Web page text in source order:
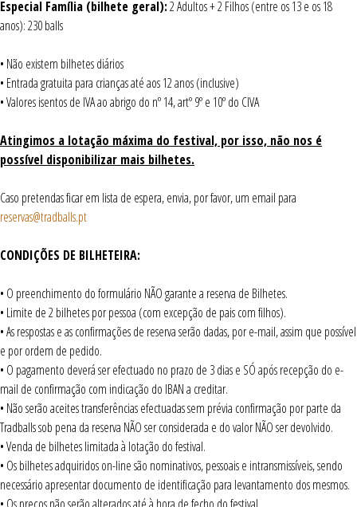
Especial Família (bilhete geral):2 Adultos + 2 Filhos (entre os 13 e os 18
anos): 230 balls
• Não existem bilhetes diários
• Entrada gratuita para crianças até aos 12 anos (inclusive)
• Valores isentos de IVA ao abrigo do nº 14, artº 9º e 10º do CIVA
Atingimos a lotação máxima do festival, por isso, não nos é
possível disponibilizar mais bilhetes.
Caso pretendas ficar em lista de espera, envia, por favor, um email para
reservas@tradballs.pt
CONDIÇÕES DE BILHETEIRA:
• O preenchimento do formulário NÃO garante a reserva de Bilhetes.
• Limite de 2 bilhetes por pessoa (com excepção de pais com filhos).
• As respostas e as confirmações de reserva serão dadas, por e-mail, assim que possível
e por ordem de pedido.
• O pagamento deverá ser efectuado no prazo de 3 dias e SÓ após recepção do e-
mail de confirmação com indicação do IBAN a creditar.
• Não serão aceites transferências efectuadas sem prévia confirmação por parte da
Tradballs sob pena da reserva NÃO ser considerada e do valor NÃO ser devolvido.
• Venda de bilhetes limitada à lotação do festival.
• Os bilhetes adquiridos on-line são nominativos, pessoais e intransmissíveis, sendo
necessário apresentar documento de identificação para levantamento dos mesmos.
• Os preços não serão alterados até à hora de fecho do festival.